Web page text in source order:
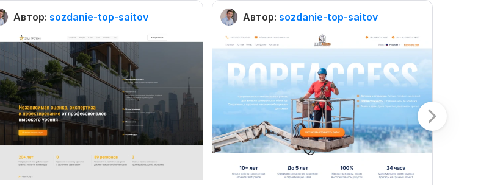
Автор: sozdanie-top-saitov Автор: sozdanie-top-saitov